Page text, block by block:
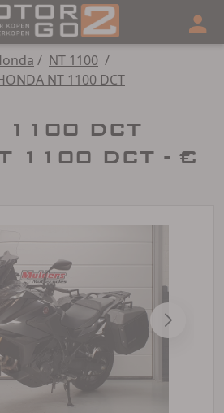
/ NT 1100 /
NT 1100 DCT
1100 DCT
1100 DCT - €